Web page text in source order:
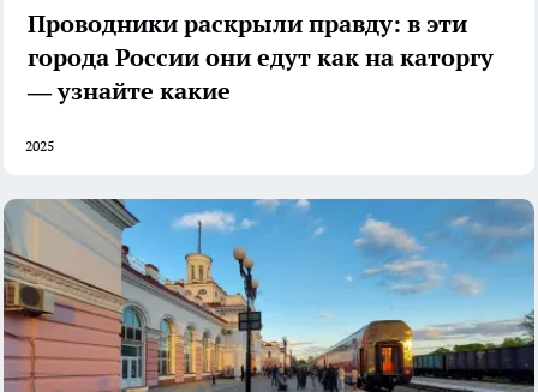
Проводники раскрыли правду: в эти
города России они едут как на каторгу
— узнайте какие
2025